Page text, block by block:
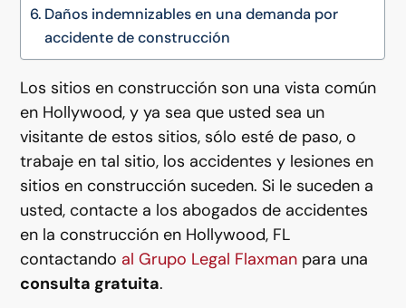
Daños indemnizables en una demanda por
accidente de construcción
Los sitios en construcción son una vista común
en Hollywood, y ya sea que usted sea un
visitante de estos sitios, sólo esté de paso, o
trabaje en tal sitio, los accidentes y lesiones en
sitios en construcción suceden. Si le suceden a
usted, contacte a los abogados de accidentes
en la construcción en Hollywood, FL
contactando al Grupo Legal Flaxman para una
consulta gratuita.